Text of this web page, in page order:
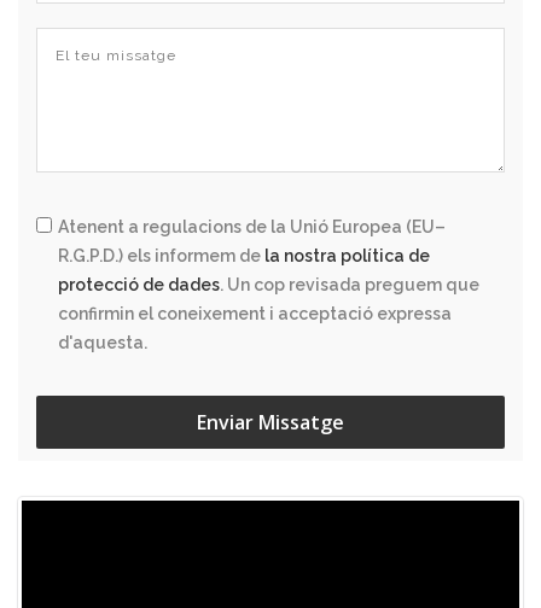
Atenent a regulacions de la Unió Europea (EU–
R.G.P.D.) els informem de la nostra política de
protecció de dades. Un cop revisada preguem que
confirmin el coneixement i acceptació expressa
d'aquesta.
Enviar Missatge